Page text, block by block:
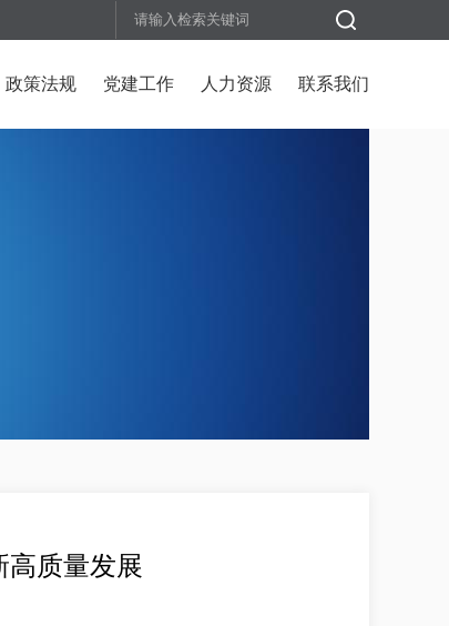
政策法规 党建工作 人力资源 联系我们
高质量发展